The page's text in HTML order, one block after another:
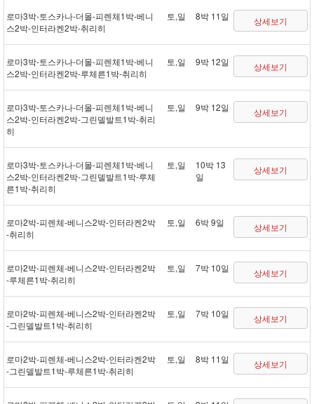
로마 3박 - 토스카나 - 더몰 - 피렌체 1박 - 베니
스 2박 - 인터라켄 2박 - 취리히
토,일 8박 11일 상세보기
로마 3박 - 토스카나 - 더몰 - 피렌체 1박 - 베니
스 2박 - 인터라켄 2박 - 루체른 1박 - 취리히
토,일 9박 12일 상세보기
로마 3박 - 토스카나 - 더몰 - 피렌체 1박 - 베니
스 2박 - 인터라켄 2박 - 그린델발트 1박 - 취리
히
토,일 9박 12일 상세보기
로마 3박 - 토스카나 - 더몰 - 피렌체 1박 - 베니
스 2박 - 인터라켄 2박 - 그린델발트 1박 - 루체
른 1박 - 취리히
토,일
10박 13
일
상세보기
로마 2박 - 피렌체 - 베니스 2박 - 인터라켄 2박
- 취리히
토,일 6박 9일 상세보기
로마 2박 - 피렌체 - 베니스 2박 - 인터라켄 2박
- 루체른 1박 - 취리히
토,일 7박 10일 상세보기
로마 2박 - 피렌체 - 베니스 2박 - 인터라켄 2박
- 그린델발트 1박 - 취리히
토,일 7박 10일 상세보기
로마 2박 - 피렌체 - 베니스 2박 - 인터라켄 2박
- 그린델발트 1박 - 루체른 1박 - 취리히
토,일 8박 11일 상세보기